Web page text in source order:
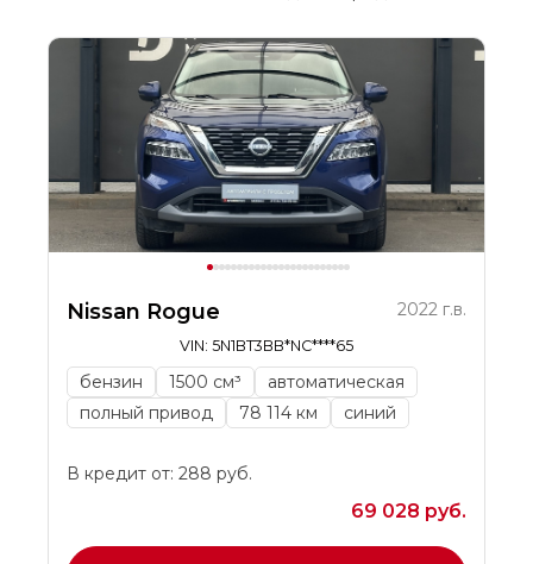
Nissan Rogue 2022 г.в.
VIN: 5N1BT3BB*NC****65
бензин 1500 см³
автоматическая
полный привод
78 114 км синий
В кредит от: 288 руб.
69 028 руб.